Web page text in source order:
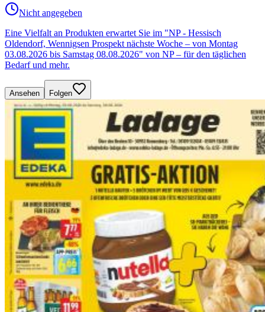
Nicht angegeben
Eine Vielfalt an Produkten erwartet Sie im "NP - Hessisch
Oldendorf, Wennigsen Prospekt nächste Woche – von Montag
03.08.2026 bis Samstag 08.08.2026" von NP – für den täglichen
Bedarf und mehr.
Ansehen Folgen